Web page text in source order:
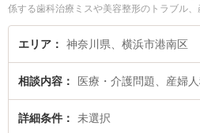
係する歯科治療ミスや美容整形のトラブル
の絞り込み検索もでき便利です。特に上大
や上大岡法律事務所の藤井 建徳弁護士のプ
解決の実績豊富な近くの弁護士を検索した
訟を法律相談できる横浜市港南区内の弁護
の相談者さんにおすすめです。
エリア 神奈川県、横浜市港南区
相談内容 医療・介護問題、産婦
詳細条件 未選択